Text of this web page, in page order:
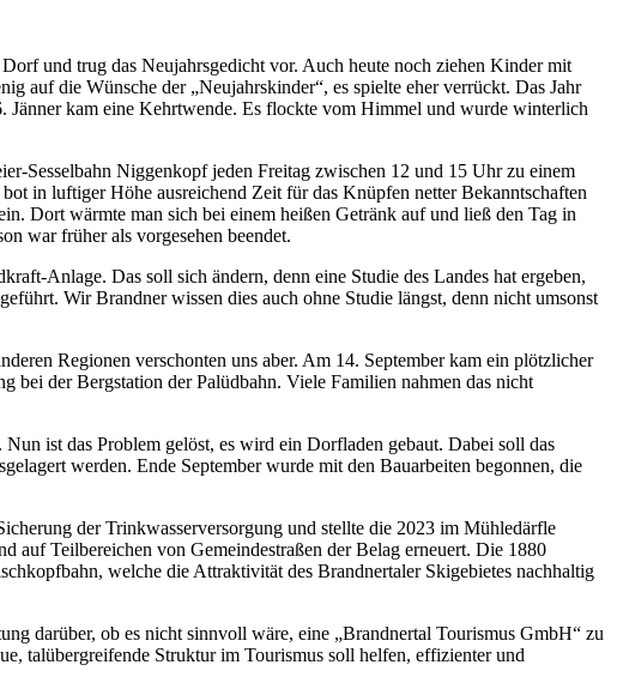
und trug das Neujahrsgedicht vor. Auch heute noch ziehen Kinder mit
auf die Wünsche der „Neujahrskinder“, es spielte eher verrückt. Das Jahr
Jänner kam eine Kehrtwende. Es flockte vom Himmel und wurde winterlich
Sesselbahn Niggenkopf jeden Freitag zwischen 12 und 15 Uhr zu einem
in luftiger Höhe ausreichend Zeit für das Knüpfen netter Bekanntschaften
Dort wärmte man sich bei einem heißen Getränk auf und ließ den Tag in
war früher als vorgesehen beendet.
Anlage. Das soll sich ändern, denn eine Studie des Landes hat ergeben,
Wir Brandner wissen dies auch ohne Studie längst, denn nicht umsonst
Regionen verschonten uns aber. Am 14. September kam ein plötzlicher
bei der Bergstation der Palüdbahn. Viele Familien nahmen das nicht
ist das Problem gelöst, es wird ein Dorfladen gebaut. Dabei soll das
werden. Ende September wurde mit den Bauarbeiten begonnen, die
der Trinkwasserversorgung und stellte die 2023 im Mühledärfle
auf Teilbereichen von Gemeindestraßen der Belag erneuert. Die 1880
welche die Attraktivität des Brandnertaler Skigebietes nachhaltig
darüber, ob es nicht sinnvoll wäre, eine „Brandnertal Tourismus GmbH“ zu
talübergreifende Struktur im Tourismus soll helfen, effizienter und